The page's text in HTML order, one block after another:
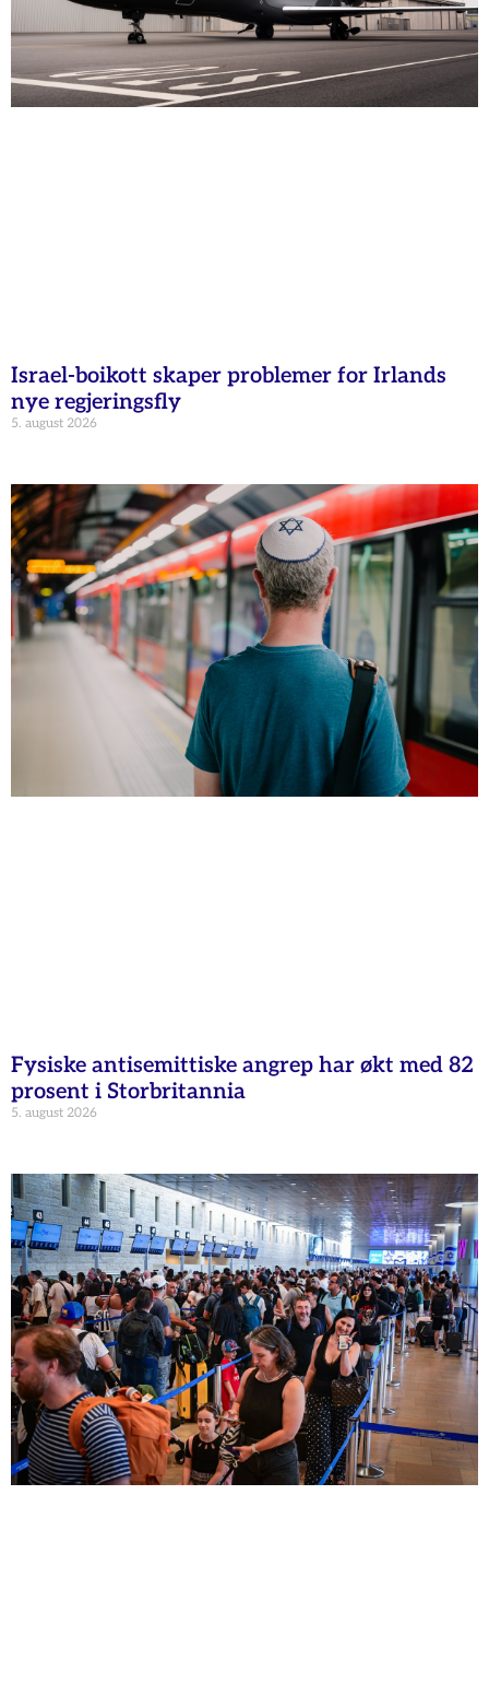
Israel-boikott skaper problemer for Irlands
nye regjeringsfly
5. august 2026
Fysiske antisemittiske angrep har økt med 82
prosent i Storbritannia
5. august 2026